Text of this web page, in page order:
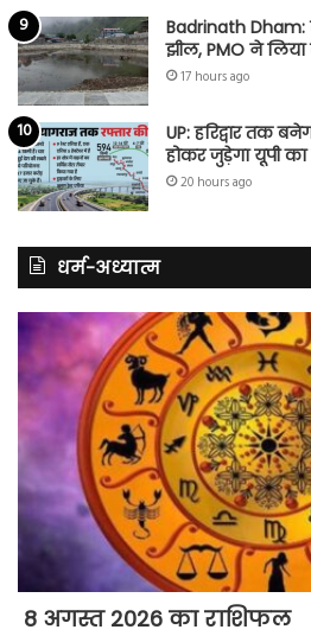
Badrinath
झील, PMO ने लिया
17 hours ago
UP: हरिद्वार तक
होकर जुड़ेगा यूपी का
20 hours ago
धर्म-अध्यात्म
8 अगस्त 2026 का राशिफल